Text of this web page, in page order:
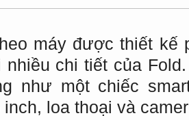
máy được thiết kế
nhiều chi tiết của
như một chiếc
inch, loa thoại và